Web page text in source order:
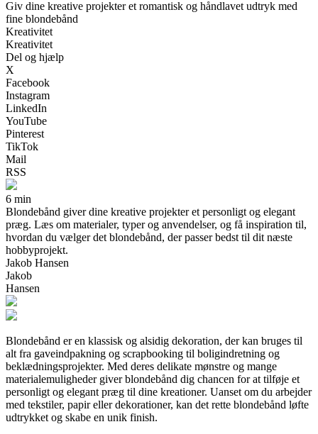
Giv dine kreative projekter et romantisk og håndlavet udtryk med
fine blondebånd
Kreativitet
Kreativitet
Del og hjælp
X
Facebook
Instagram
LinkedIn
YouTube
Pinterest
TikTok
Mail
RSS
6 min
Blondebånd giver dine kreative projekter et personligt og elegant
præg. Læs om materialer, typer og anvendelser, og få inspiration til,
hvordan du vælger det blondebånd, der passer bedst til dit næste
hobbyprojekt.
Jakob Hansen
Jakob
Hansen
Blondebånd er en klassisk og alsidig dekoration, der kan bruges til
alt fra gaveindpakning og scrapbooking til boligindretning og
beklædningsprojekter. Med deres delikate mønstre og mange
materialemuligheder giver blondebånd dig chancen for at tilføje et
personligt og elegant præg til dine kreationer. Uanset om du arbejder
med tekstiler, papir eller dekorationer, kan det rette blondebånd løfte
udtrykket og skabe en unik finish.